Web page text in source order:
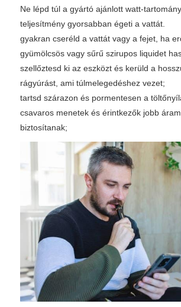
Ne lépd túl a gyártó ajánlott watt-
teljesítmény gyorsabban égeti a vattát.
gyakran cseréld a vattát vagy a fejet, ha
gyümölcsös vagy sűrű szirupos liquidet
szellőztesd ki az eszközt és kerüld a
rágyúrást, ami túlmelegedéshez vezet;
tartsd szárazon és pormentesen a
csavaros menetek és érintkezők jobb
biztosítanak;